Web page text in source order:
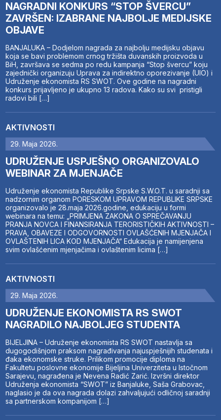
NAGRADNI KONKURS “STOP ŠVERCU”
ZAVRŠEN: IZABRANE NAJBOLJE MEDIJSKE
OBJAVE
BANJALUKA – Dodjelom nagrada za najbolju medijsku objavu
koja se bavi problemom crnog tržišta duvanskih proizvoda u
BiH, završava se sedma po redu kampanja “Stop švercu” koju
zajednički organizuju Uprava za indirektno oporezivanje (UIO) i
Udruženje ekonomista RS SWOT. Ove godine na nagradni
konkurs prijavljeno je ukupno 13 radova. Kako su svi pristigli
radovi bili […]
AKTIVNOSTI
29. Maja 2026.
UDRUŽENJE USPJEŠNO ORGANIZOVALO
WEBINAR ZA MJENJAČE
Udruženje ekonomista Republike Srpske S.W.O.T. u saradnji sa
nadzornim organom PORESKOM UPRAVOM REPUBLIKE SRPSKE
organizovalo je 28.maja 2026.godine, edukaciju u formi
webinara na temu: „PRIMJENA ZAKONA O SPREČAVANJU
PRANJA NOVCA I FINANSIRANJA TERORISTIČKIH AKTIVNOSTI –
PRAVA, OBAVEZE I ODGOVORNOSTI OVLAŠĆENIH MJENJAČA I
OVLAŠTENIH LICA KOD MJENJAČA“ Edukacija je namijenjena
svim ovlašćenim mjenjačima i ovlaštenim licima […]
AKTIVNOSTI
29. Maja 2026.
UDRUŽENJE EKONOMISTA RS SWOT
NAGRADILO NAJBOLJEG STUDENTA
BIJELJINA – Udruženje ekonomista RS SWOT nastavlja sa
dugogodišnjom praksom nagrađivanja najuspješnijih studenata i
đaka ekonomske struke. Prilikom promocije diploma na
Fakultetu poslovne ekonomije Bijeljina Univerziteta u Istočnom
Sarajevu, nagrađena je Nevena Radić Zarić. Izvršni direktor
Udruženja ekonomista “SWOT” iz Banjaluke, Saša Grabovac,
naglasio je da ova nagrada dolazi zahvaljujući odličnoj saradnji
sa partnerskom kompanijom […]